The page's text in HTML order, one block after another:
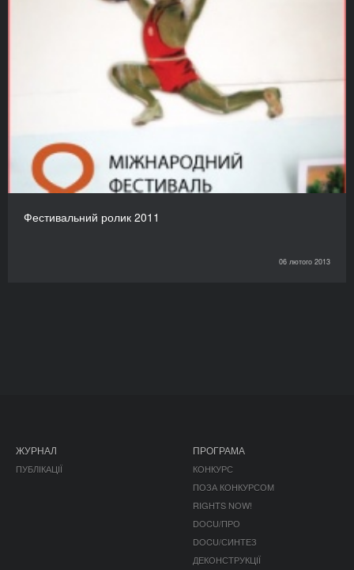
Фестивальний ролик 2011
06 лютого 2013
ЖУРНАЛ
ПУБЛІКАЦІЇ
ПРОГРАМА
КОНКУРС
ПОЗА КОНКУРСОМ
RIGHTS NOW!
DOCU/ПРО
DOCU/СИНТЕЗ
ДЕКОНСТРУКЦІЇ